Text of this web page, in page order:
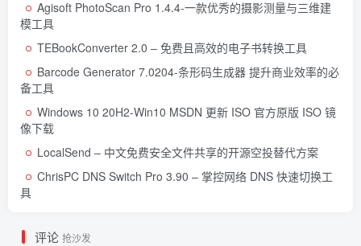
Agisoft PhotoScan Pro 1.4.4-一款优秀的摄影测量与三维建
模工具
TEBookConverter 2.0 – 免费且高效的电子书转换工具
Barcode Generator 7.0204-条形码生成器 提升商业效率的必
备工具
Windows 10 20H2-Win10 MSDN 更新 ISO 官方原版 ISO 镜
像下载
LocalSend – 中文免费安全文件共享的开源空投替代方案
ChrisPC DNS Switch Pro 3.90 – 掌控网络 DNS 快速切换工
具
评论 抢沙发